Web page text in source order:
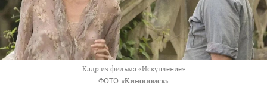
Кадр из фильма «Искупление»
ФОТО «Кинопоиск»